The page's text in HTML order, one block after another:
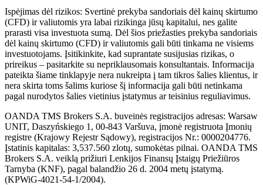
Ispėjimas dėl rizikos: Svertinė prekyba sandoriais dėl kainų skirtumo
(CFD) ir valiutomis yra labai rizikinga jūsų kapitalui, nes galite
prarasti visa investuota sumą. Dėl šios priežasties prekyba sandoriais
dėl kainų skirtumo (CFD) ir valiutomis gali būti tinkama ne visiems
investuotojams. Įsitikinkite, kad suprantate susijusias rizikas, o
prireikus – pasitarkite su nepriklausomais konsultantais. Informacija
pateikta šiame tinklapyje nera nukreipta į tam tikros šalies klientus, ir
nera skirta toms šalims kuriose šį informacija gali būti netinkama
pagal nurodytos šalies vietinius įstatymus ar teisinius reguliavimus.
OANDA TMS Brokers S.A. buveinės registracijos adresas: Warsaw
UNIT, Daszyńskiego 1, 00-843 Varšuva, įmonė registruota Įmonių
registre (Krajowy Rejestr Sądowy), registracijos Nr.: 0000204776.
Įstatinis kapitalas: 3,537.560 zlotų, sumokėtas pilnai. OANDA TMS
Brokers S.A. veiklą prižiuri Lenkijos Finansų Įstaigų Priežiūros
Tarnyba (KNF), pagal balandžio 26 d. 2004 metų įstatymą.
(KPWiG-4021-54-1/2004).